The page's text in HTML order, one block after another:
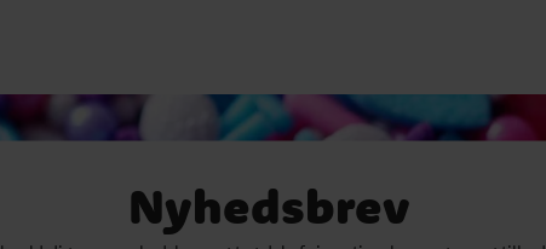
Nyhedsbrev